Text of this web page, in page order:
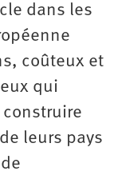
dans les
coûteux et
qui
leurs pays